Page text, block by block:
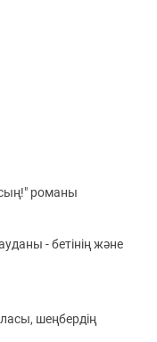
романы
- бетінің және
шеңбердің